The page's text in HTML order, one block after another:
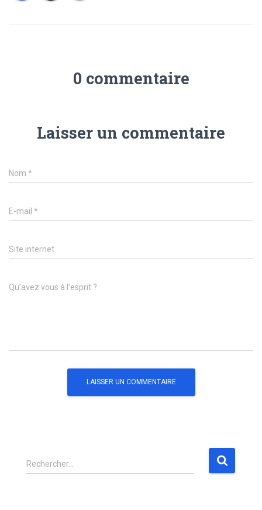
0 commentaire
Laisser un commentaire
Nom *
E-mail *
Site internet
Qu’avez vous à l’esprit ?
R
e
Rechercher…